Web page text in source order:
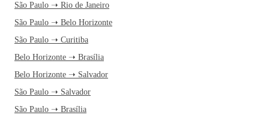
São Paulo ➝ Rio de Janeiro
São Paulo ➝ Belo Horizonte
São Paulo ➝ Curitiba
Belo Horizonte ➝ Brasília
Belo Horizonte ➝ Salvador
São Paulo ➝ Salvador
São Paulo ➝ Brasília